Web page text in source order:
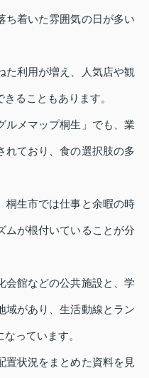
ち着いた雰囲気の日が多い
た利用が増え、人気店や観
ることもあります。
ルメマップ桐生」でも、業
れており、食の選択肢の多
桐生市では仕事と余暇の時
ムが根付いていることが分
会館などの公共施設と、学
域があり、生活動線とラン
っています。
置状況をまとめた資料を見